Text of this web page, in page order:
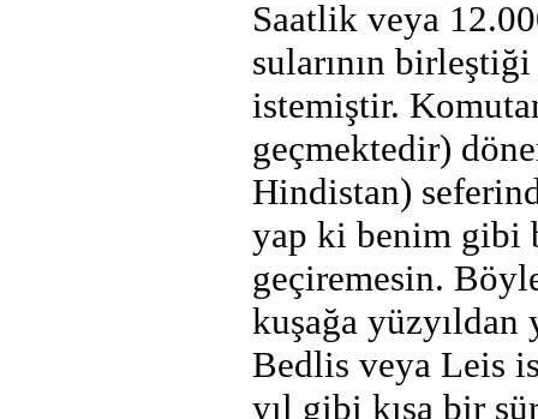
Saatlik veya
sularının
istemiştir.
geçmektedir)
Hindistan)
yap ki benim gibi
geçiremesin.
kuşağa yüzyıldan
Bedlis veya Leis
yıl gibi kısa bir